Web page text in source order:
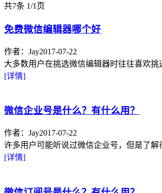
共7条 1/1页
免费微信编辑器哪个好
作者：Jay2017-07-22
大多数用户在挑选微信编辑器时往往喜欢
[详情]
微信企业号是什么？有什么用？
作者：Jay2017-07-22
许多用户可能听说过微信企业号，但是了
[详情]